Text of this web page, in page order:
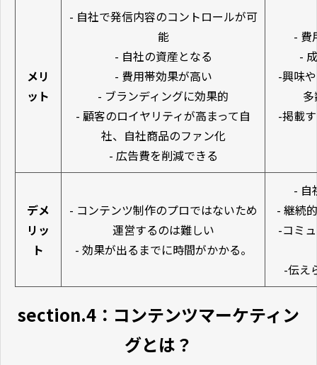
メリ
ット
- 自社で発信内容のコントロールが可
能
- 自社の資産となる
- 費用帯効果が高い
- ブランディングに効果的
- 顧客のロイヤリティが高まって自
社、自社商品のファン化
- 広告費を削減できる
- 費
-
-興味
-掲載
デメ
リッ
ト
- コンテンツ制作のプロではないため
運営するのは難しい
- 効果が出るまでに時間がかかる。
- 自
- 継続
-コミ
-伝え
section.4：コンテンツマーケティン
グとは？